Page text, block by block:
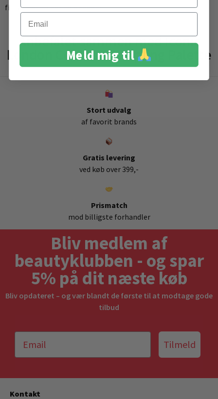
finish, der holder hele dagen!
Anbefalet sammen med Iconic
London Contour Sculpting Palette
Stort udvalg
af favorit brands
Gratis levering
ved køb over 399,-
Prismatch
mod billigste forhandler
Bliv medlem af
beautyklubben - og spar
5% på dit næste køb
Bliv opdateret – og vær blandt de første til at modtage gode
tilbud
Tilmeld
Kontakt
Email
Meld mig til